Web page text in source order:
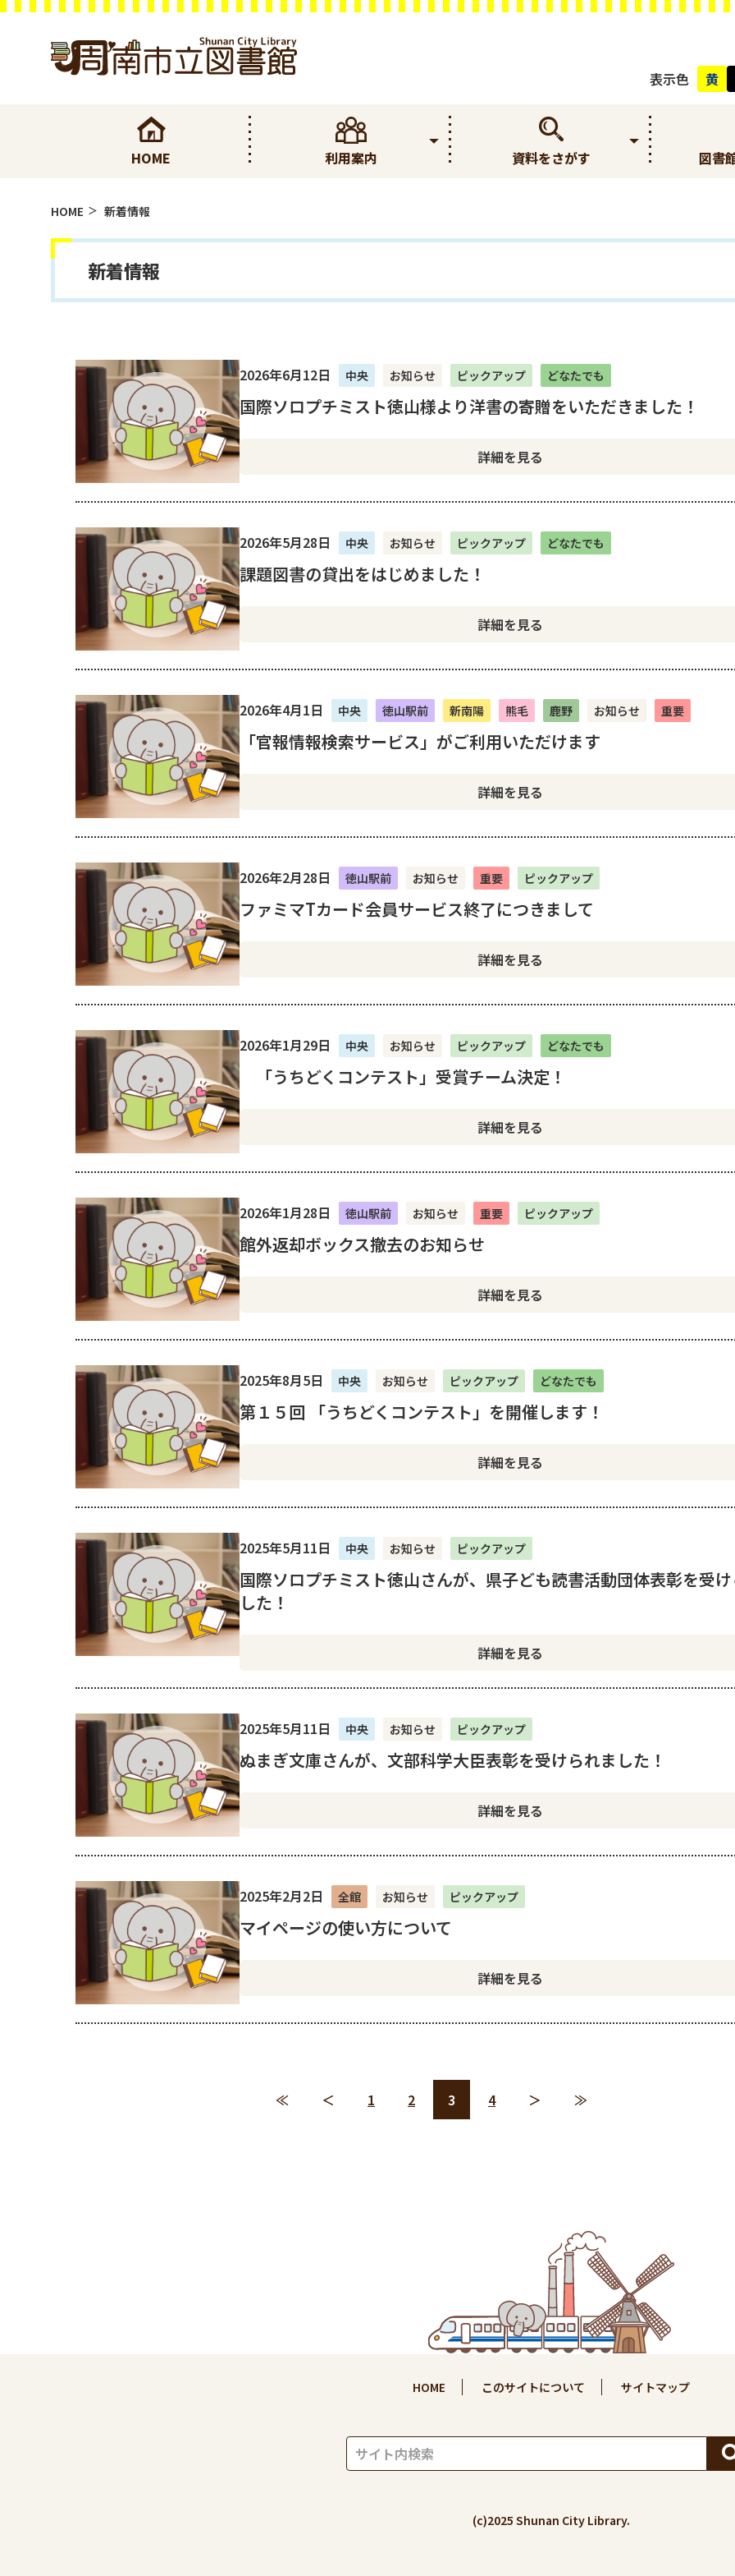
表示色 黄
HOME 利用案内 資料をさがす 図書
HOME 新着情報
新着情報
2026年6月12日 中央 お知らせ ピックアップ どなたでも
国際ソロプチミスト徳山様より洋書の寄贈をいただきました！
詳細を見る
2026年5月28日 中央 お知らせ ピックアップ どなたでも
課題図書の貸出をはじめました！
詳細を見る
2026年4月1日 中央 徳山駅前 新南陽 熊毛 鹿野 お知らせ 重要
「官報情報検索サービス」がご利用いただけます
詳細を見る
2026年2月28日 徳山駅前 お知らせ 重要 ピックアップ
ファミマTカード会員サービス終了につきまして
詳細を見る
2026年1月29日 中央 お知らせ ピックアップ どなたでも
「うちどくコンテスト」受賞チーム決定！
詳細を見る
2026年1月28日 徳山駅前 お知らせ 重要 ピックアップ
館外返却ボックス撤去のお知らせ
詳細を見る
2025年8月5日 中央 お知らせ ピックアップ どなたでも
第１５回 「うちどくコンテスト」を開催します！
詳細を見る
2025年5月11日 中央 お知らせ ピックアップ
国際ソロプチミスト徳山さんが、県子ども読書活動団体表彰を受
した！
詳細を見る
2025年5月11日 中央 お知らせ ピックアップ
ぬまぎ文庫さんが、文部科学大臣表彰を受けられました！
詳細を見る
2025年2月2日 全館 お知らせ ピックアップ
マイページの使い方について
詳細を見る
≪ ＜ 1 2 3 4 ＞ ≫
HOME このサイトについて サイトマップ
(c)2025 Shunan City Library.